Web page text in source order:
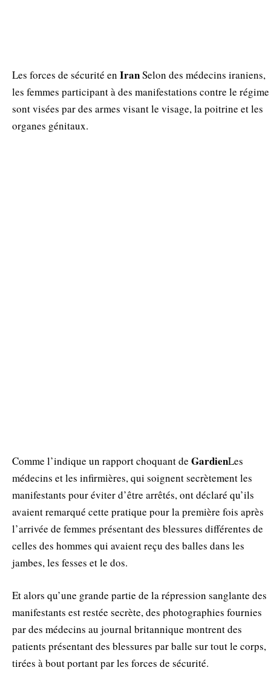
Les forces de sécurité en IranSelon des médecins iraniens,
les femmes participant à des manifestations contre le régime
sont visées par des armes visant le visage, la poitrine et les
organes génitaux.
Comme l’indique un rapport choquant de GardienLes
médecins et les infirmières, qui soignent secrètement les
manifestants pour éviter d’être arrêtés, ont déclaré qu’ils
avaient remarqué cette pratique pour la première fois après
l’arrivée de femmes présentant des blessures différentes de
celles des hommes qui avaient reçu des balles dans les
jambes, les fesses et le dos.
Et alors qu’une grande partie de la répression sanglante des
manifestants est restée secrète, des photographies fournies
par des médecins au journal britannique montrent des
patients présentant des blessures par balle sur tout le corps,
tirées à bout portant par les forces de sécurité.